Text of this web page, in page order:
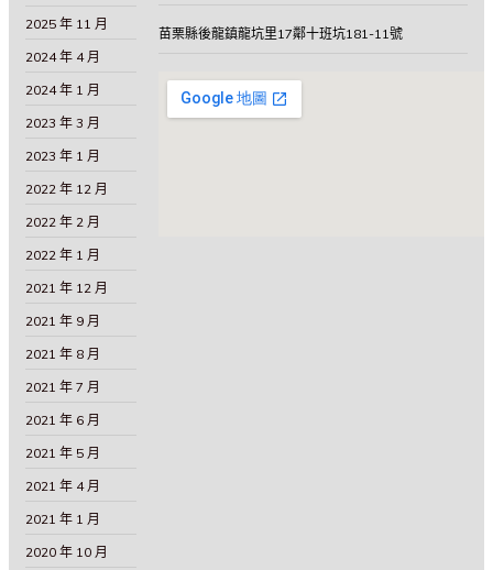
苗栗縣後龍鎮龍坑里17鄰十班坑181-11號
2025 年 11 月
2024 年 4 月
2024 年 1 月
2023 年 3 月
2023 年 1 月
2022 年 12 月
2022 年 2 月
2022 年 1 月
2021 年 12 月
2021 年 9 月
2021 年 8 月
2021 年 7 月
2021 年 6 月
2021 年 5 月
2021 年 4 月
2021 年 1 月
2020 年 10 月